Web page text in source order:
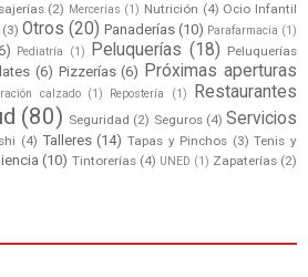
(2) Mercerías (1) Nutrición (4) Ocio Infantil
(3) Otros (20) Panaderías (10) Parafarmacia (1)
Pediatría (1) Peluquerías (18) Peluquerías
(6) Pizzerías (6) Próximas aperturas
calzado (1) Repostería (1)
Restaurantes
(80) Seguridad (2) Seguros (4) Servicios
(4) Talleres (14) Tapas y Pinchos (3) Tenis y
(10) Tintorerías (4) UNED (1) Zapaterías (2)